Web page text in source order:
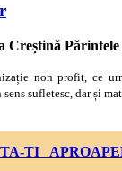
Părintele
non profit, ce
sufletesc, dar și
TI